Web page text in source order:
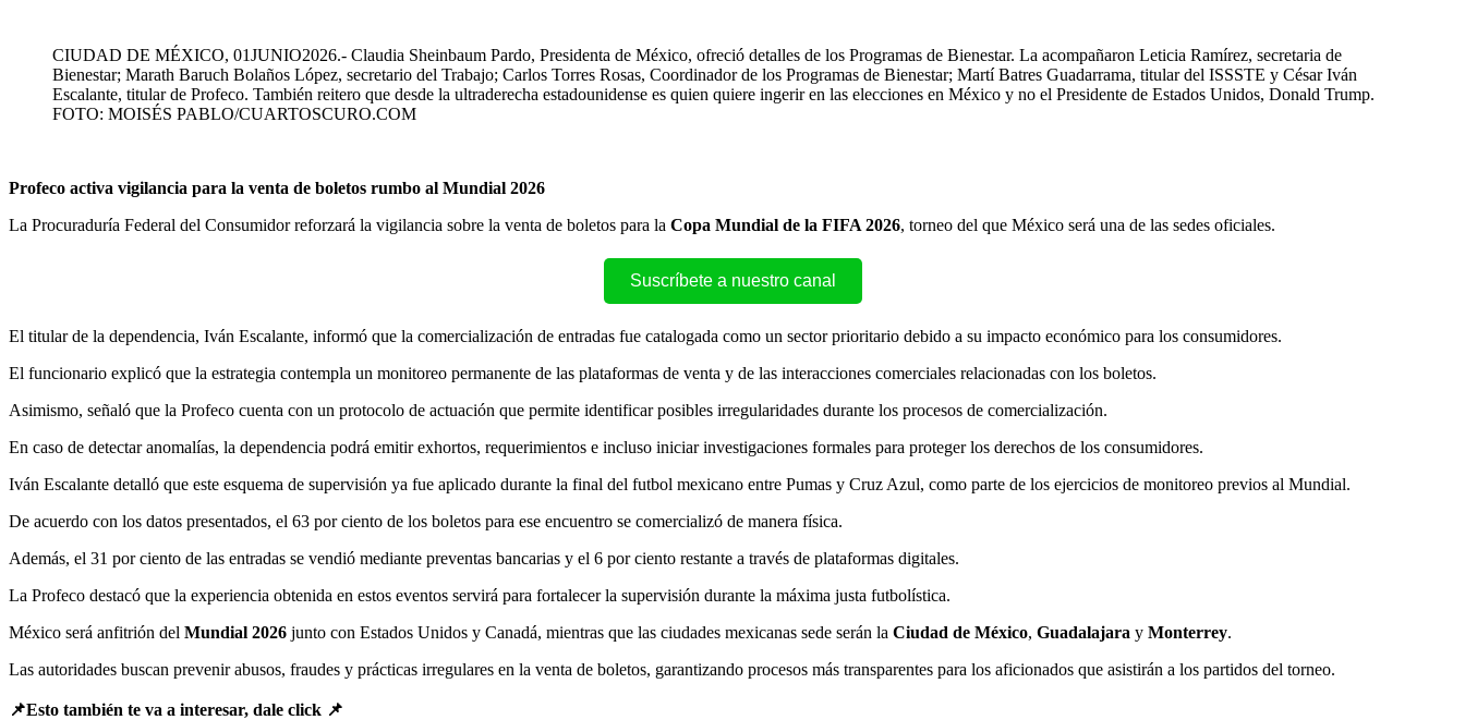
CIUDAD DE MÉXICO, 01JUNIO2026.- Claudia Sheinbaum Pardo, Presidenta de México, ofreció detalles de los Programas de Bienestar. La acompañaron Leticia Ramírez, secretaria de
Bienestar; Marath Baruch Bolaños López, secretario del Trabajo; Carlos Torres Rosas, Coordinador de los Programas de Bienestar; Martí Batres Guadarrama, titular del ISSSTE y César Iván
Escalante, titular de Profeco. También reitero que desde la ultraderecha estadounidense es quien quiere ingerir en las elecciones en México y no el Presidente de Estados Unidos, Donald Trump.
FOTO: MOISÉS PABLO/CUARTOSCURO.COM
Profeco activa vigilancia para la venta de boletos rumbo al Mundial 2026
La Procuraduría Federal del Consumidor reforzará la vigilancia sobre la venta de boletos para la Copa Mundial de la FIFA 2026, torneo del que México será una de las sedes oficiales.
Suscríbete a nuestro canal
El titular de la dependencia, Iván Escalante, informó que la comercialización de entradas fue catalogada como un sector prioritario debido a su impacto económico para los consumidores.
El funcionario explicó que la estrategia contempla un monitoreo permanente de las plataformas de venta y de las interacciones comerciales relacionadas con los boletos.
Asimismo, señaló que la Profeco cuenta con un protocolo de actuación que permite identificar posibles irregularidades durante los procesos de comercialización.
En caso de detectar anomalías, la dependencia podrá emitir exhortos, requerimientos e incluso iniciar investigaciones formales para proteger los derechos de los consumidores.
Iván Escalante detalló que este esquema de supervisión ya fue aplicado durante la final del futbol mexicano entre Pumas y Cruz Azul, como parte de los ejercicios de monitoreo previos al Mundial.
De acuerdo con los datos presentados, el 63 por ciento de los boletos para ese encuentro se comercializó de manera física.
Además, el 31 por ciento de las entradas se vendió mediante preventas bancarias y el 6 por ciento restante a través de plataformas digitales.
La Profeco destacó que la experiencia obtenida en estos eventos servirá para fortalecer la supervisión durante la máxima justa futbolística.
México será anfitrión del Mundial 2026 junto con Estados Unidos y Canadá, mientras que las ciudades mexicanas sede serán la Ciudad de México, Guadalajara y Monterrey.
Las autoridades buscan prevenir abusos, fraudes y prácticas irregulares en la venta de boletos, garantizando procesos más transparentes para los aficionados que asistirán a los partidos del torneo.
📌Esto también te va a interesar, dale click 📌